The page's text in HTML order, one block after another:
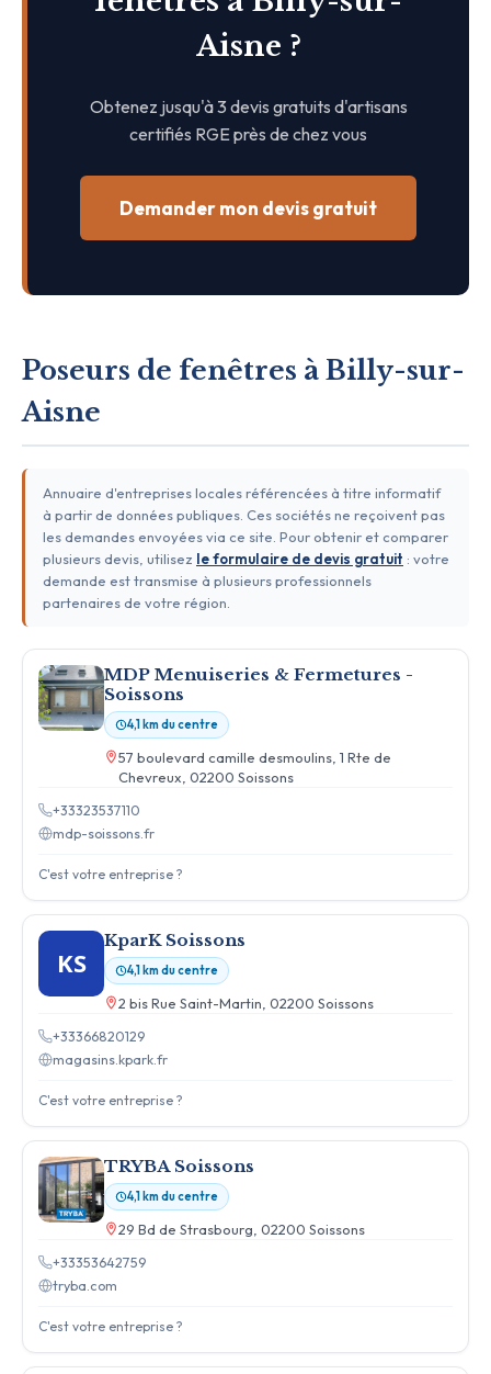
Aisne ?
Obtenez jusqu'à 3 devis gratuits d'artisans
certifiés RGE près de chez vous
Demander mon devis gratuit
Poseurs de fenêtres à Billy-sur-
Aisne
Annuaire d'entreprises locales référencées à titre informatif
à partir de données publiques. Ces sociétés ne reçoivent pas
les demandes envoyées via ce site. Pour obtenir et comparer
plusieurs devis, utilisez le formulaire de devis gratuit : votre
demande est transmise à plusieurs professionnels
partenaires de votre région.
MDP Menuiseries & Fermetures -
Soissons
4,1 km du centre
57 boulevard camille desmoulins, 1 Rte de
Chevreux, 02200 Soissons
+33323537110
mdp-soissons.fr
C'est votre entreprise ?
KS
KparK Soissons
4,1 km du centre
2 bis Rue Saint-Martin, 02200 Soissons
+33366820129
magasins.kpark.fr
C'est votre entreprise ?
TRYBA Soissons
4,1 km du centre
29 Bd de Strasbourg, 02200 Soissons
+33353642759
tryba.com
C'est votre entreprise ?